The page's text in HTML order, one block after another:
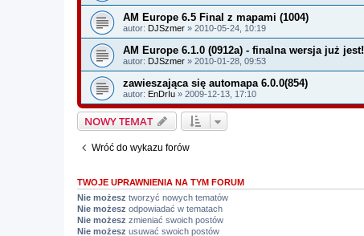
AM Europe 6.5 Final z mapami (1004)
autor: DJSzmer » 2010-05-24, 10:19
AM Europe 6.1.0 (0912a) - finalna wersja już jest!
autor: DJSzmer » 2010-01-28, 09:53
zawieszająca się automapa 6.0.0(854)
autor: EnDrIu » 2009-12-13, 17:10
NOWY TEMAT
Wróć do wykazu forów
TWOJE UPRAWNIENIA NA TYM FORUM
Nie możesz tworzyć nowych tematów
Nie możesz odpowiadać w tematach
Nie możesz zmieniać swoich postów
Nie możesz usuwać swoich postów